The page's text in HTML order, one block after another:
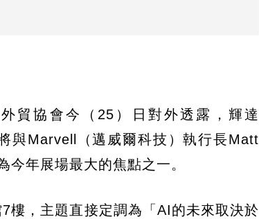
貿協會今（25）日對外透露，輝達
與Marvell（邁威爾科技）執行長Matt
年展場最大的焦點之一。
樓，主題直接定調為「AI的未來取決於